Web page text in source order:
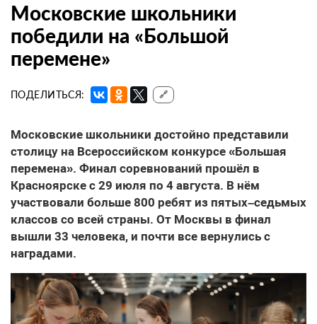
Московские школьники
победили на «Большой
перемене»
ПОДЕЛИТЬСЯ: 🔗
Московские школьники достойно представили
столицу на Всероссийском конкурсе «Большая
перемена». Финал соревнований прошёл в
Красноярске с 29 июля по 4 августа. В нём
участвовали больше 800 ребят из пятых–седьмых
классов со всей страны. От Москвы в финал
вышли 33 человека, и почти все вернулись с
наградами.